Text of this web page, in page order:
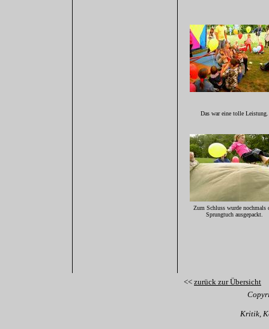
Das war eine tolle Leistung.
Zum Schluss wurde nochmals
Sprungtuch ausgepackt.
<< zurück zur Übersicht
Kritik,